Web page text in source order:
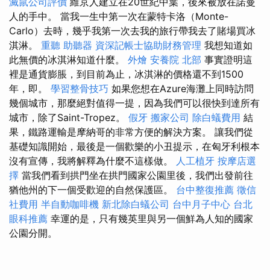
人的手中。 當我一生中第一次在蒙特卡洛（Monte-
Carlo）去時，幾乎我第一次去我的旅行帶我去了賭場買冰
淇淋。 重聽 助聽器 資深記帳士協助財務管理 我想知道如
此無價的冰淇淋知道什麼。 外燴 安養院 北部 事實證明這
裡是通貨膨脹，到目前為止，冰淇淋的價格還不到1500
年，即。 學習整骨技巧 如果您想在Azure海灘上同時訪問
幾個城市，那麼絕對值得一提，因為我們可以很快到達所有
城市，除了Saint-Tropez。 假牙 搬家公司 除白蟻費用 結
果，鐵路運輸是摩納哥的非常方便的解決方案。 讓我們從
基礎知識開始，最後是一個歡樂的小丑提示，在匈牙利根本
沒有宣傳，我將解釋為什麼不這樣做。 人工植牙 按摩店選
擇 當我們看到拱門坐在拱門國家公園里後，我們出發前往
猶他州的下一個受歡迎的自然保護區。 台中整復推薦 徵信
社費用 半自動咖啡機 新北除白蟻公司 台中月子中心 台北
眼科推薦 幸運的是，只有幾英里與另一個鮮為人知的國家
公園分開。